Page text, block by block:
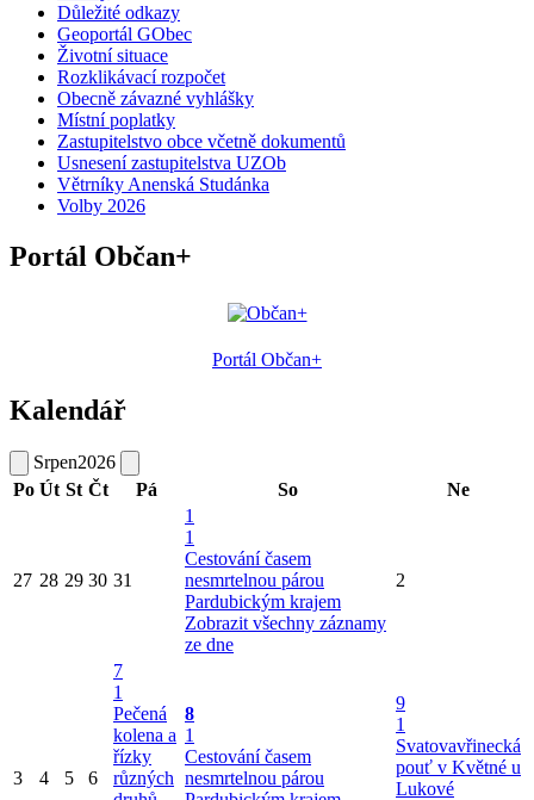
Důležité odkazy
Geoportál GObec
Životní situace
Rozklikávací rozpočet
Obecně závazné vyhlášky
Místní poplatky
Zastupitelstvo obce včetně dokumentů
Usnesení zastupitelstva UZOb
Větrníky Anenská Studánka
Volby 2026
Portál Občan+
Portál Občan+
Kalendář
Srpen2026
Po Út St Čt Pá So Ne
27 28 29 30 31
1
1
Cestování časem
nesmrtelnou párou
Pardubickým krajem
Zobrazit všechny záznamy
ze dne
2
3 4 5 6
7
1
Pečená
kolena a
řízky
různých
8
1
Cestování časem
nesmrtelnou párou
9
1
Svatovavřinecká
pouť v Květné u
Lukové